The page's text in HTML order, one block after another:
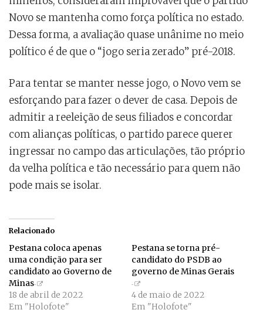
Novo se mantenha como força política no estado.
Dessa forma, a avaliação quase unânime no meio
político é de que o “jogo seria zerado” pré-2018.
Para tentar se manter nesse jogo, o Novo vem se
esforçando para fazer o dever de casa. Depois de
admitir a reeleição de seus filiados e concordar
com alianças políticas, o partido parece querer
ingressar no campo das articulações, tão próprio
da velha política e tão necessário para quem não
pode mais se isolar.
Relacionado
Pestana coloca apenas
uma condição para ser
candidato ao Governo de
Minas
18 de abril de 2022
Em "Holofote"
Pestana se torna pré-
candidato do PSDB ao
governo de Minas Gerais
4 de maio de 2022
Em "Holofote"